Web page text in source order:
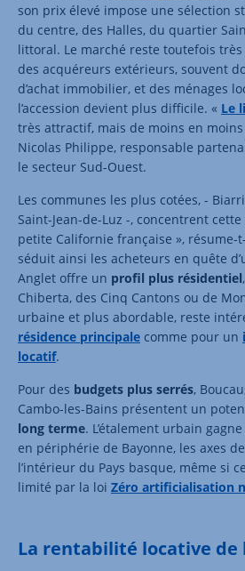
son prix élevé impose une sélection
du centre, des Halles, du quartier
littoral. Le marché reste toutefois
des acquéreurs extérieurs, souvent
d’achat immobilier, et des ménages
l’accession devient plus difficile. « Le
très attractif, mais de moins en
Nicolas Philippe, responsable
le secteur Sud-Ouest.
Les communes les plus cotées, -
Saint-Jean-de-Luz -, concentrent cette
petite Californie française », résume-
séduit ainsi les acheteurs en quête
Anglet offre un profil plus résidentiel
Chiberta, des Cinq Cantons ou de
urbaine et plus abordable, reste
résidence principale comme pour un
locatif.
Pour des budgets plus serrés,
Cambo-les-Bains présentent un
long terme. L’étalement urbain
en périphérie de Bayonne, les axes
l’intérieur du Pays basque, même si
limité par la loi Zéro artificialisation
La rentabilité locative de